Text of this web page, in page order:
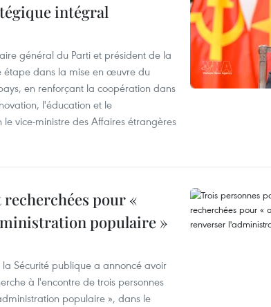
intégral
général du Parti et président de la
étape dans la mise en œuvre du
en renforçant la coopération dans
l'éducation et le
vice-ministre des Affaires étrangères
pour «
populaire »
Sécurité publique a annoncé avoir
à l'encontre de trois personnes
populaire », dans le